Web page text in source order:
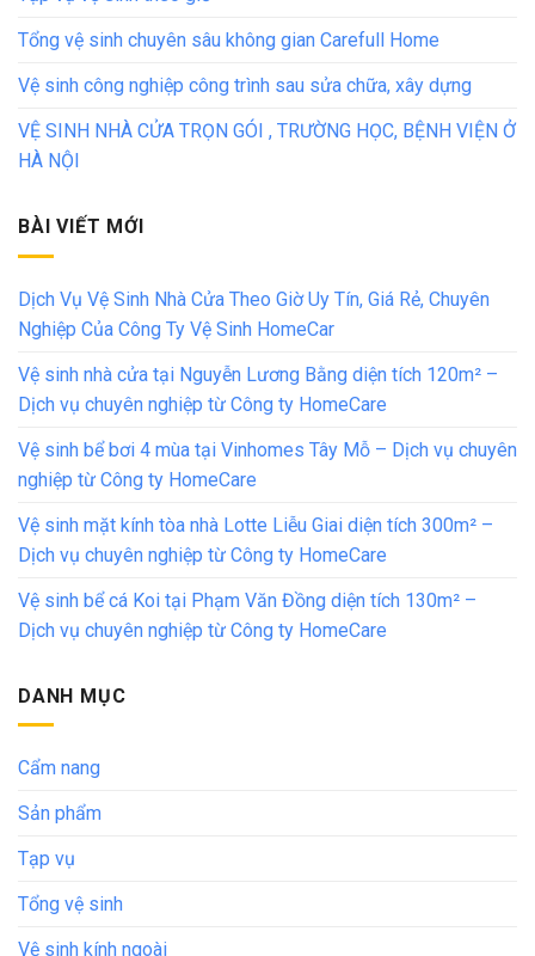
Tổng vệ sinh chuyên sâu không gian Carefull Home
Vệ sinh công nghiệp công trình sau sửa chữa, xây dựng
VỆ SINH NHÀ CỬA TRỌN GÓI , TRƯỜNG HỌC, BỆNH VIỆN Ở
HÀ NỘI
BÀI VIẾT MỚI
Dịch Vụ Vệ Sinh Nhà Cửa Theo Giờ Uy Tín, Giá Rẻ, Chuyên
Nghiệp Của Công Ty Vệ Sinh HomeCar
Vệ sinh nhà cửa tại Nguyễn Lương Bằng diện tích 120m² –
Dịch vụ chuyên nghiệp từ Công ty HomeCare
Vệ sinh bể bơi 4 mùa tại Vinhomes Tây Mỗ – Dịch vụ chuyên
nghiệp từ Công ty HomeCare
Vệ sinh mặt kính tòa nhà Lotte Liễu Giai diện tích 300m² –
Dịch vụ chuyên nghiệp từ Công ty HomeCare
Vệ sinh bể cá Koi tại Phạm Văn Đồng diện tích 130m² –
Dịch vụ chuyên nghiệp từ Công ty HomeCare
DANH MỤC
Cẩm nang
Sản phẩm
Tạp vụ
Tổng vệ sinh
Vệ sinh kính ngoài